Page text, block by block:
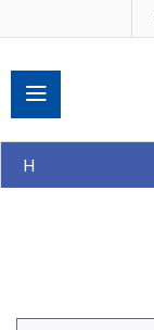
강의 수강신청
H